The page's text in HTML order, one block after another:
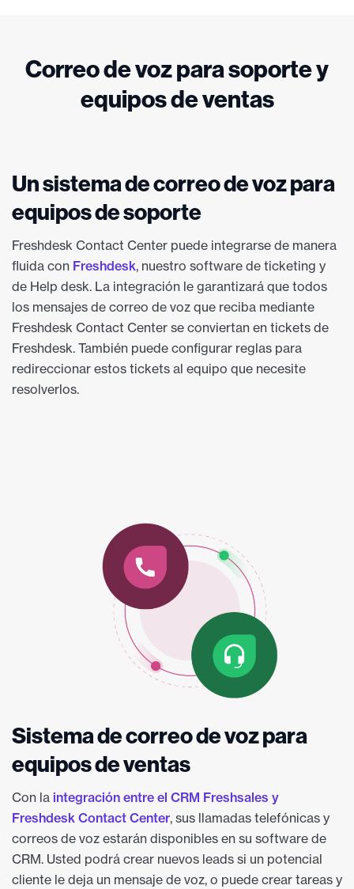
Correo de voz para soporte y
equipos de ventas
Un sistema de correo de voz para
equipos de soporte
Freshdesk Contact Center puede integrarse de manera
fluida con Freshdesk, nuestro software de ticketing y
de Help desk. La integración le garantizará que todos
los mensajes de correo de voz que reciba mediante
Freshdesk Contact Center se conviertan en tickets de
Freshdesk. También puede configurar reglas para
redireccionar estos tickets al equipo que necesite
resolverlos.
Sistema de correo de voz para
equipos de ventas
Con la integración entre el CRM Freshsales y
Freshdesk Contact Center, sus llamadas telefónicas y
correos de voz estarán disponibles en su software de
CRM. Usted podrá crear nuevos leads si un potencial
cliente le deja un mensaje de voz, o puede crear tareas y